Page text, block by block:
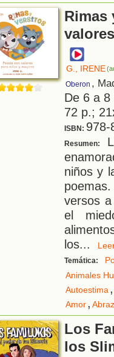
G., IRENE
Oberon ,
De 6 a
72 p.;
ISBN: 978-
Resumen:
niños y
versos
el
los...
Temática:
Animales
Autoestima,
Amor,
Los
los